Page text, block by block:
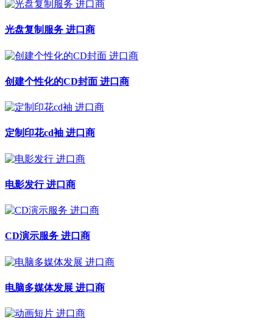
光盘复制服务 进口商
创建个性化的CD封面 进口商
定制印花cd袖 进口商
电影发行 进口商
CD演示服务 进口商
电脑多媒体发展 进口商